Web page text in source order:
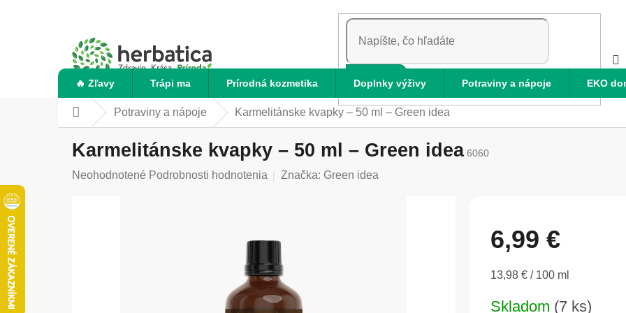
HĽADAŤ
🔥 Zľavy Trápi ma Prírodná kozmetika Doplnky výživy Potraviny a nápoje EKO
DomovPotraviny a nápoje Karmelitánske kvapky – 50 ml – Green idea
Karmelitánske kvapky – 50 ml – Green idea 6060
Priemerné
Neohodnotené Podrobnosti hodnotenia Značka: Green idea
6,99 €
Jednotková
13,98 € / 100 ml
Skladom (7 ks)